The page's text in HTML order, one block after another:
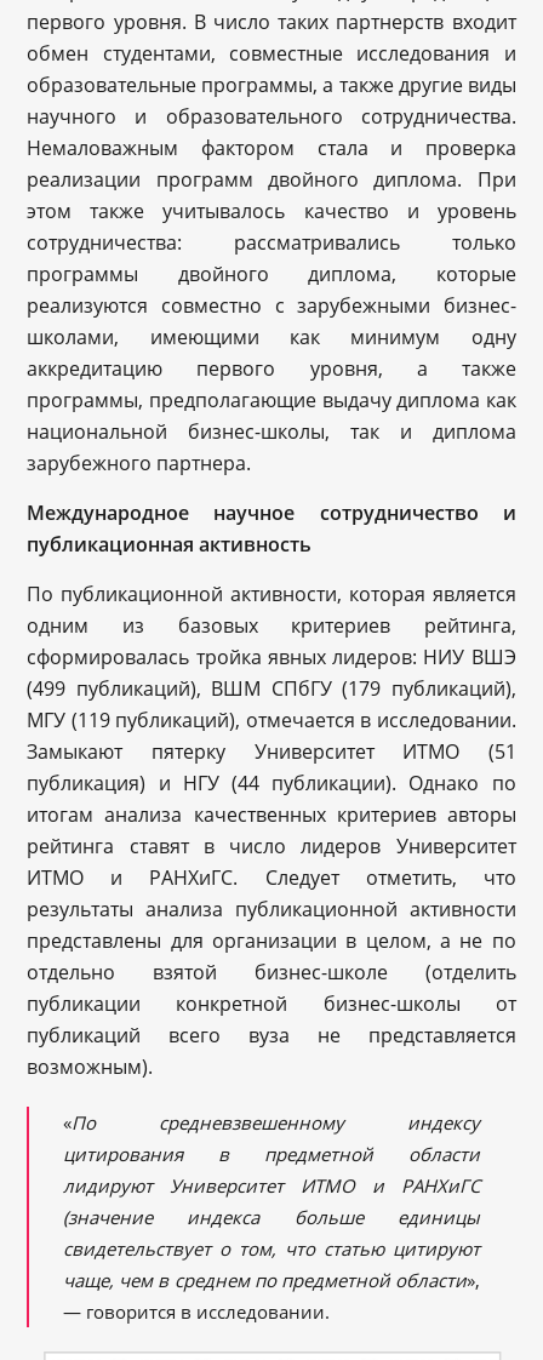
первого уровня. В число таких партнерств входит
обмен студентами, совместные исследования и
образовательные программы, а также другие виды
научного и образовательного сотрудничества.
Немаловажным фактором стала и проверка
реализации программ двойного диплома. При
этом также учитывалось качество и уровень
сотрудничества: рассматривались только
программы двойного диплома, которые
реализуются совместно с зарубежными бизнес-
школами, имеющими как минимум одну
аккредитацию первого уровня, а также
программы, предполагающие выдачу диплома как
национальной бизнес-школы, так и диплома
зарубежного партнера.
Международное научное сотрудничество и
публикационная активность
По публикационной активности, которая является
одним из базовых критериев рейтинга,
сформировалась тройка явных лидеров: НИУ ВШЭ
(499 публикаций), ВШМ СПбГУ (179 публикаций),
МГУ (119 публикаций), отмечается в исследовании.
Замыкают пятерку Университет ИТМО (51
публикация) и НГУ (44 публикации). Однако по
итогам анализа качественных критериев авторы
рейтинга ставят в число лидеров Университет
ИТМО и РАНХиГС. Следует отметить, что
результаты анализа публикационной активности
представлены для организации в целом, а не по
отдельно взятой бизнес-школе (отделить
публикации конкретной бизнес-школы от
публикаций всего вуза не представляется
возможным).
«По средневзвешенному индексу
цитирования в предметной области
лидируютУниверситет ИТМОи РАНХиГС
(значение индекса больше единицы
свидетельствует о том, что статью цитируют
чаще, чем в среднем по предметной области»,
— говорится в исследовании.